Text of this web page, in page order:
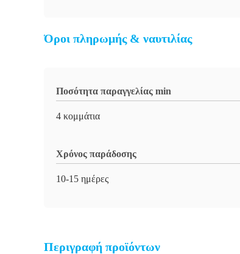
Όροι πληρωμής & ναυτιλίας
Ποσότητα παραγγελίας min
4 κομμάτια
Χρόνος παράδοσης
10-15 ημέρες
Περιγραφή προϊόντων